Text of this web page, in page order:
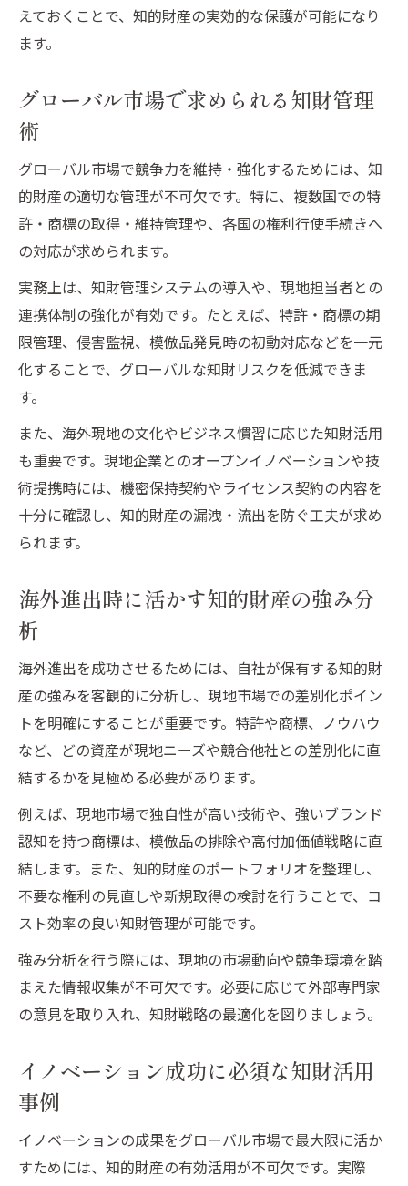
えておくことで、知的財産の実効的な保護が可能になり
ます。
グローバル市場で求められる知財管理
術
グローバル市場で競争力を維持・強化するためには、知
的財産の適切な管理が不可欠です。特に、複数国での特
許・商標の取得・維持管理や、各国の権利行使手続きへ
の対応が求められます。
実務上は、知財管理システムの導入や、現地担当者との
連携体制の強化が有効です。たとえば、特許・商標の期
限管理、侵害監視、模倣品発見時の初動対応などを一元
化することで、グローバルな知財リスクを低減できま
す。
また、海外現地の文化やビジネス慣習に応じた知財活用
も重要です。現地企業とのオープンイノベーションや技
術提携時には、機密保持契約やライセンス契約の内容を
十分に確認し、知的財産の漏洩・流出を防ぐ工夫が求め
られます。
海外進出時に活かす知的財産の強み分
析
海外進出を成功させるためには、自社が保有する知的財
産の強みを客観的に分析し、現地市場での差別化ポイン
トを明確にすることが重要です。特許や商標、ノウハウ
など、どの資産が現地ニーズや競合他社との差別化に直
結するかを見極める必要があります。
例えば、現地市場で独自性が高い技術や、強いブランド
認知を持つ商標は、模倣品の排除や高付加価値戦略に直
結します。また、知的財産のポートフォリオを整理し、
不要な権利の見直しや新規取得の検討を行うことで、コ
スト効率の良い知財管理が可能です。
強み分析を行う際には、現地の市場動向や競争環境を踏
まえた情報収集が不可欠です。必要に応じて外部専門家
の意見を取り入れ、知財戦略の最適化を図りましょう。
イノベーション成功に必須な知財活用
事例
イノベーションの成果をグローバル市場で最大限に活か
すためには、知的財産の有効活用が不可欠です。実際